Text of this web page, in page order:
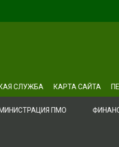
СЛУЖБА КАРТА САЙТА
ПМО